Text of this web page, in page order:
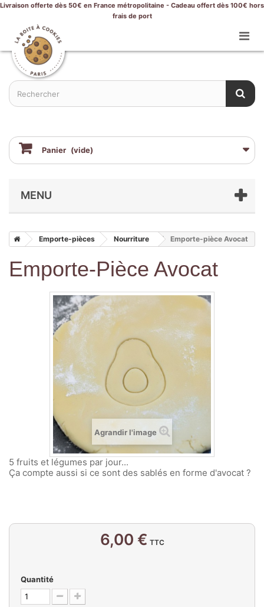
Livraison offerte dès 50€ en France métropolitaine - Cadeau offert dès 100€ hors
frais de port
Panier (vide)
MENU
Emporte-pièces Nourriture Emporte-pièce Avocat
Emporte-Pièce Avocat
Agrandir l'image
5 fruits et légumes par jour...
Ça compte aussi si ce sont des sablés en forme d'avocat ?
6,00 € TTC
Quantité